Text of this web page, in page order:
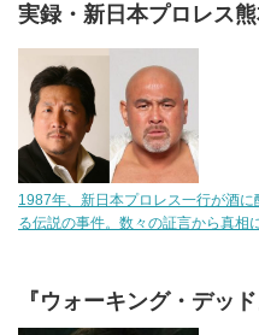
実録・新日本プロレス
1987年、新日本プロレス一行が酒
る伝説の事件。数々の証言から真相
『ウォーキング・デッ